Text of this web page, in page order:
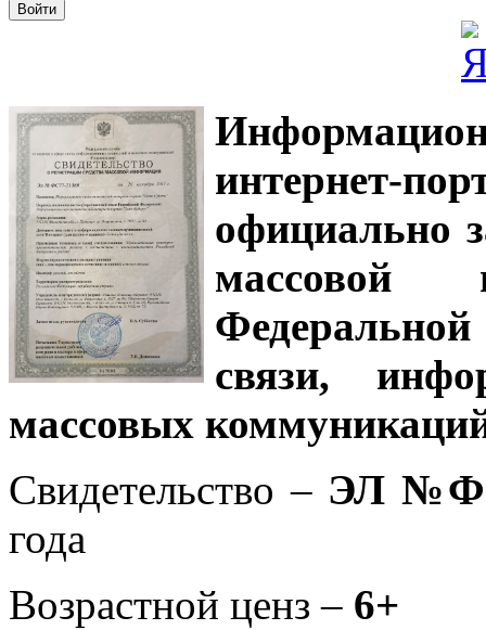
интернет-
официально
связи,
массовых
Свидетельство – ЭЛ
года
Возрастной ценз – 6+